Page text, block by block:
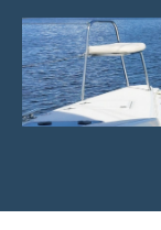
Skip
content
菲